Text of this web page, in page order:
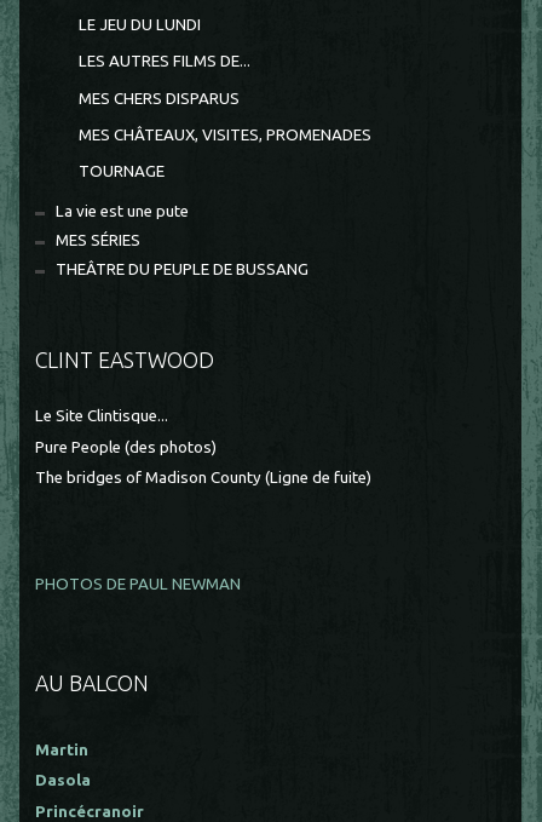
LE JEU DU LUNDI
LES AUTRES FILMS DE...
MES CHERS DISPARUS
MES CHÂTEAUX, VISITES, PROMENADES
TOURNAGE
La vie est une pute
MES SÉRIES
THEÂTRE DU PEUPLE DE BUSSANG
CLINT EASTWOOD
Le Site Clintisque...
Pure People (des photos)
The bridges of Madison County (Ligne de fuite)
PHOTOS DE PAUL NEWMAN
AU BALCON
Martin
Dasola
Princécranoir